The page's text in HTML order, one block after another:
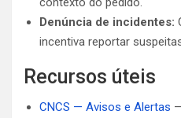
Denúncia de incidentes:
incentiva reportar
Recursos úteis
CNCS — Avisos e Alertas